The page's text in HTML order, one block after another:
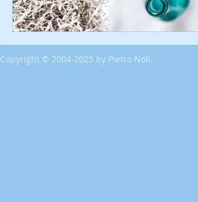
Copyright © 2004-2025 by Pietro Noli.